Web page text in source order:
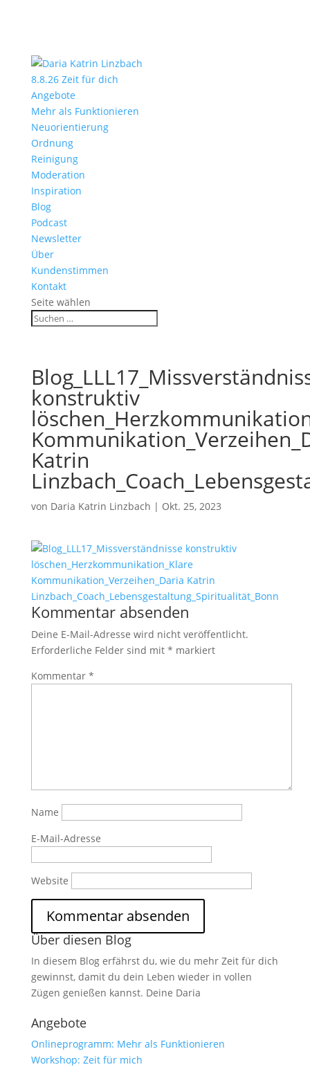
8.8.26 Zeit für dich
Angebote
Mehr als Funktionieren
Neuorientierung
Ordnung
Reinigung
Moderation
Inspiration
Blog
Podcast
Newsletter
Über
Kundenstimmen
Kontakt
Seite wählen
konstruktiv
Katrin
von Daria Katrin Linzbach | Okt. 25, 2023
Kommentar absenden
Deine E-Mail-Adresse wird nicht veröffentlicht.
Erforderliche Felder sind mit * markiert
Kommentar *
Name
E-Mail-Adresse
Website
Über diesen Blog
In diesem Blog erfährst du, wie du mehr Zeit für dich
gewinnst, damit du dein Leben wieder in vollen
Zügen genießen kannst. Deine Daria
Angebote
Onlineprogramm: Mehr als Funktionieren
Workshop: Zeit für mich